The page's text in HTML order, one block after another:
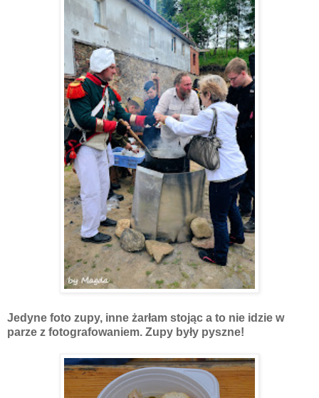
Jedyne foto zupy, inne żarłam stojąc a to nie idzie w
parze z fotografowaniem. Zupy były pyszne!